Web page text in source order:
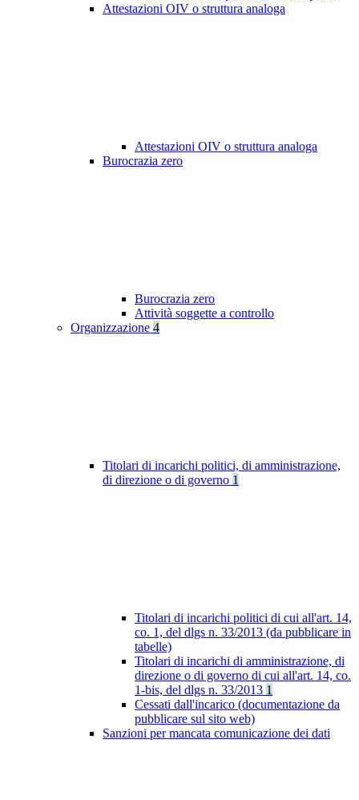
Attestazioni OIV o struttura analoga
Attestazioni OIV o struttura analoga
Burocrazia zero
Burocrazia zero
Attività soggette a controllo
Organizzazione 4
Titolari di incarichi politici, di amministrazione,
di direzione o di governo 1
Titolari di incarichi politici di cui all'art. 14,
co. 1, del dlgs n. 33/2013 (da pubblicare in
tabelle)
Titolari di incarichi di amministrazione, di
direzione o di governo di cui all'art. 14, co.
1-bis, del dlgs n. 33/2013 1
Cessati dall'incarico (documentazione da
pubblicare sul sito web)
Sanzioni per mancata comunicazione dei dati